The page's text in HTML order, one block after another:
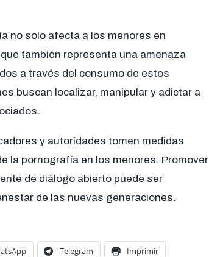
no solo afecta a los menores en
también representa una amenaza
a través del consumo de estos
buscan localizar, manipular y adictar a
y autoridades tomen medidas
la pornografía en los menores. Promover
de diálogo abierto puede ser
de las nuevas generaciones.
Telegram Imprimir